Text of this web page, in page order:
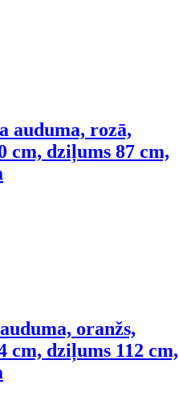
auduma, rozā,
cm, dziļums 87 cm,
oranžs,
cm, dziļums 112 cm,